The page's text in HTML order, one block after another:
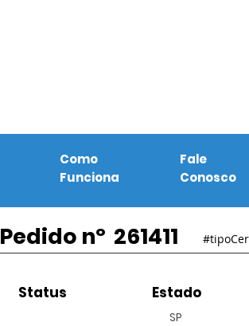
Como
Funciona
Fale
Conosco
Pedido nº 261411
Status Estado
SP